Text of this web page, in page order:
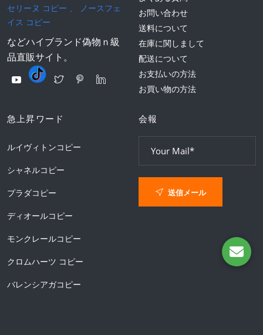
セリーヌ コピー
ノースフェ
イス コピー
などハイブランド偽物ｎ級
品直販サイト。
お問い合わせ
送料について
在庫に関しまして
配送について
お支払いの方法
お買い物の方法
急上昇ワード
ルイヴィトンコピー
シャネルコピー
プラダコピー
ディオールコピー
モンクレールコピー
クロムハーツ コピー
バレンシアガコピー
会報
送信メール